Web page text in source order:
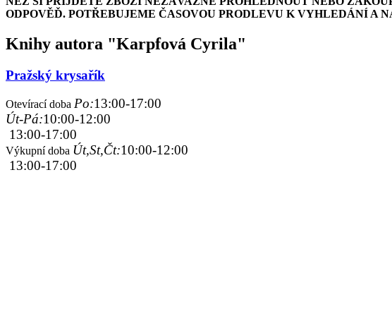
ODPOVĚĎ. POTŘEBUJEME ČASOVOU PRODLEVU K VYHLEDÁNÍ A
Knihy autora "Karpfová Cyrila"
Pražský krysařík
Otevírací doba Po:13:00-17:00
Út-Pá:10:00-12:00
13:00-17:00
Výkupní doba Út,St,Čt:10:00-12:00
13:00-17:00